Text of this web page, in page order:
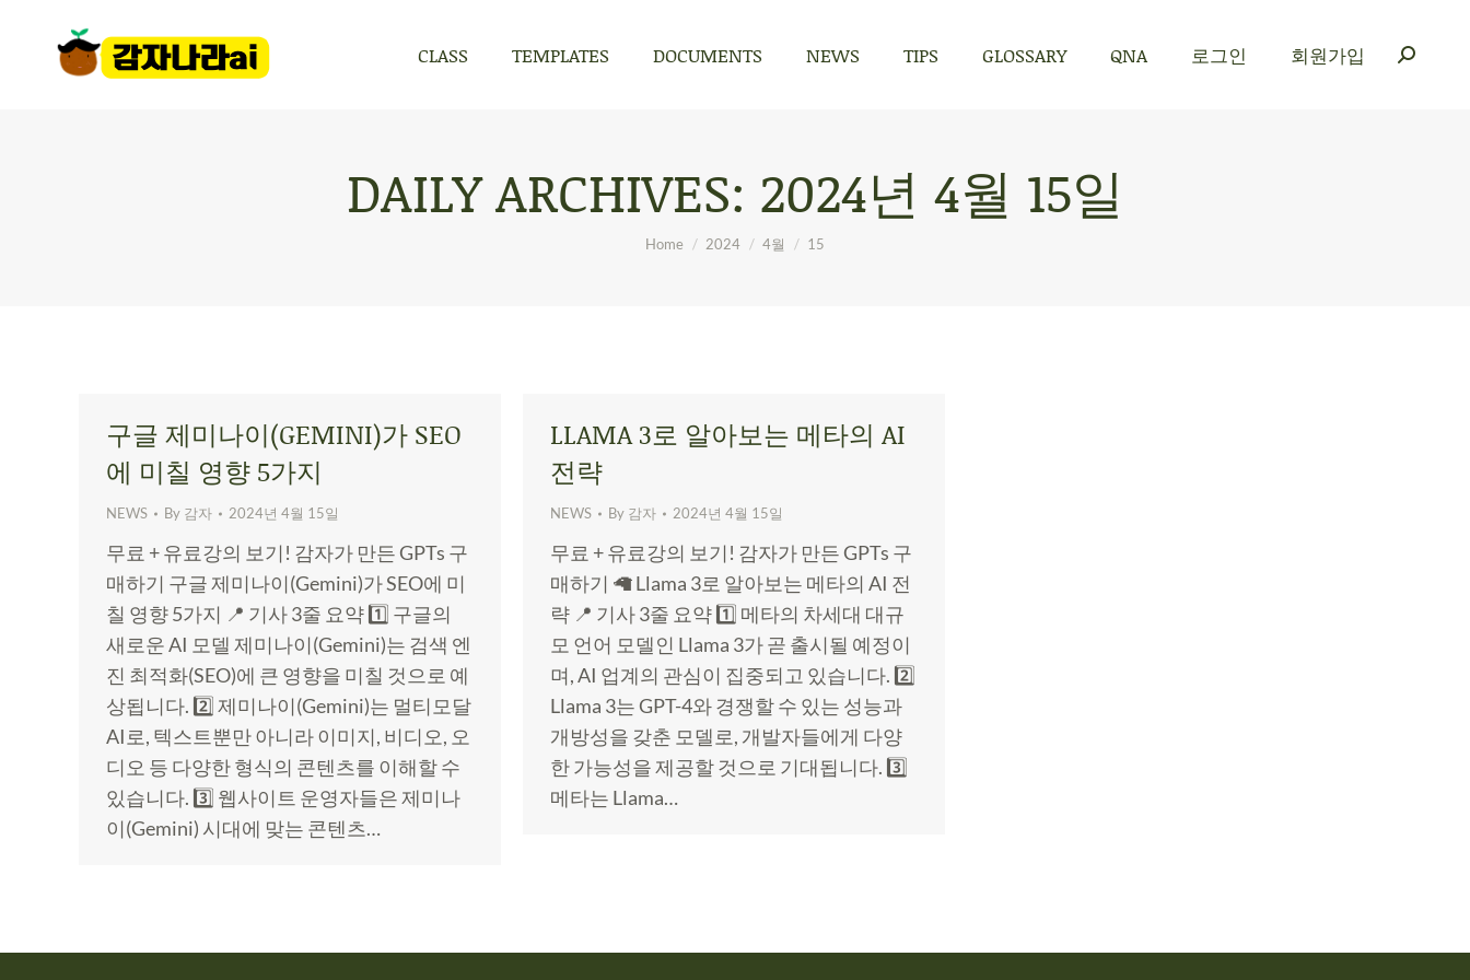
CLASS TEMPLATES DOCUMENTS NEWS TIPS GLOSSARY QNA 로그인 회원가입
DAILY ARCHIVES: 2024년 4월 15일
You are here:
Home 2024 4월 15
구글 제미나이(GEMINI)가 SEO
에 미칠 영향 5가지
NEWS By 감자 2024년 4월 15일
무료 + 유료강의 보기! 감자가 만든 GPTs 구
매하기 구글 제미나이(Gemini)가 SEO에 미
칠 영향 5가지 📍 기사 3줄 요약 1️⃣ 구글의
새로운 AI 모델 제미나이(Gemini)는 검색 엔
진 최적화(SEO)에 큰 영향을 미칠 것으로 예
상됩니다. 2️⃣ 제미나이(Gemini)는 멀티모달
AI로, 텍스트뿐만 아니라 이미지, 비디오, 오
디오 등 다양한 형식의 콘텐츠를 이해할 수
있습니다. 3️⃣ 웹사이트 운영자들은 제미나
이(Gemini) 시대에 맞는 콘텐츠…
LLAMA 3로 알아보는 메타의 AI
전략
NEWS By 감자 2024년 4월 15일
무료 + 유료강의 보기! 감자가 만든 GPTs 구
매하기 🦙 Llama 3로 알아보는 메타의 AI 전
략 📍 기사 3줄 요약 1️⃣ 메타의 차세대 대규
모 언어 모델인 Llama 3가 곧 출시될 예정이
며, AI 업계의 관심이 집중되고 있습니다. 2️⃣
Llama 3는 GPT-4와 경쟁할 수 있는 성능과
개방성을 갖춘 모델로, 개발자들에게 다양
한 가능성을 제공할 것으로 기대됩니다. 3️⃣
메타는 Llama…
로그인 회원가입